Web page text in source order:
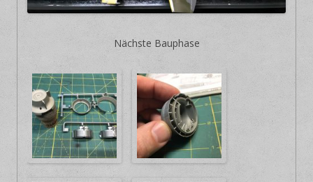
Nächste Bauphase